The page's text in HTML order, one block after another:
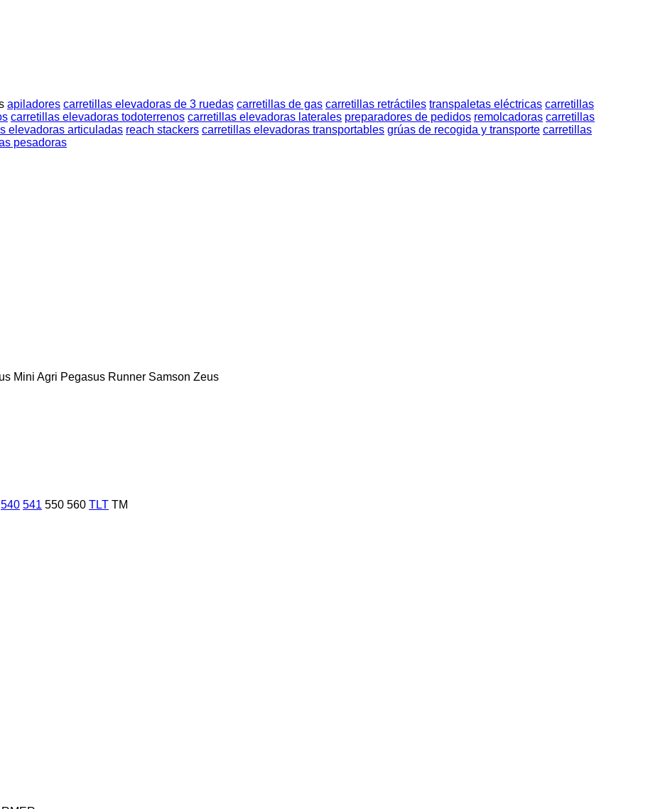
apiladores carretillas elevadoras de 3 ruedas carretillas de gas carretillas retráctiles transpaletas eléctricas carretillas
carretillas elevadoras todoterrenos carretillas elevadoras laterales preparadores de pedidos remolcadoras carretillas
elevadoras articuladas reach stackers carretillas elevadoras transportables grúas de recogida y transporte carretillas
pesadoras
Mini Agri Pegasus Runner Samson Zeus
540 541 550 560 TLT TM